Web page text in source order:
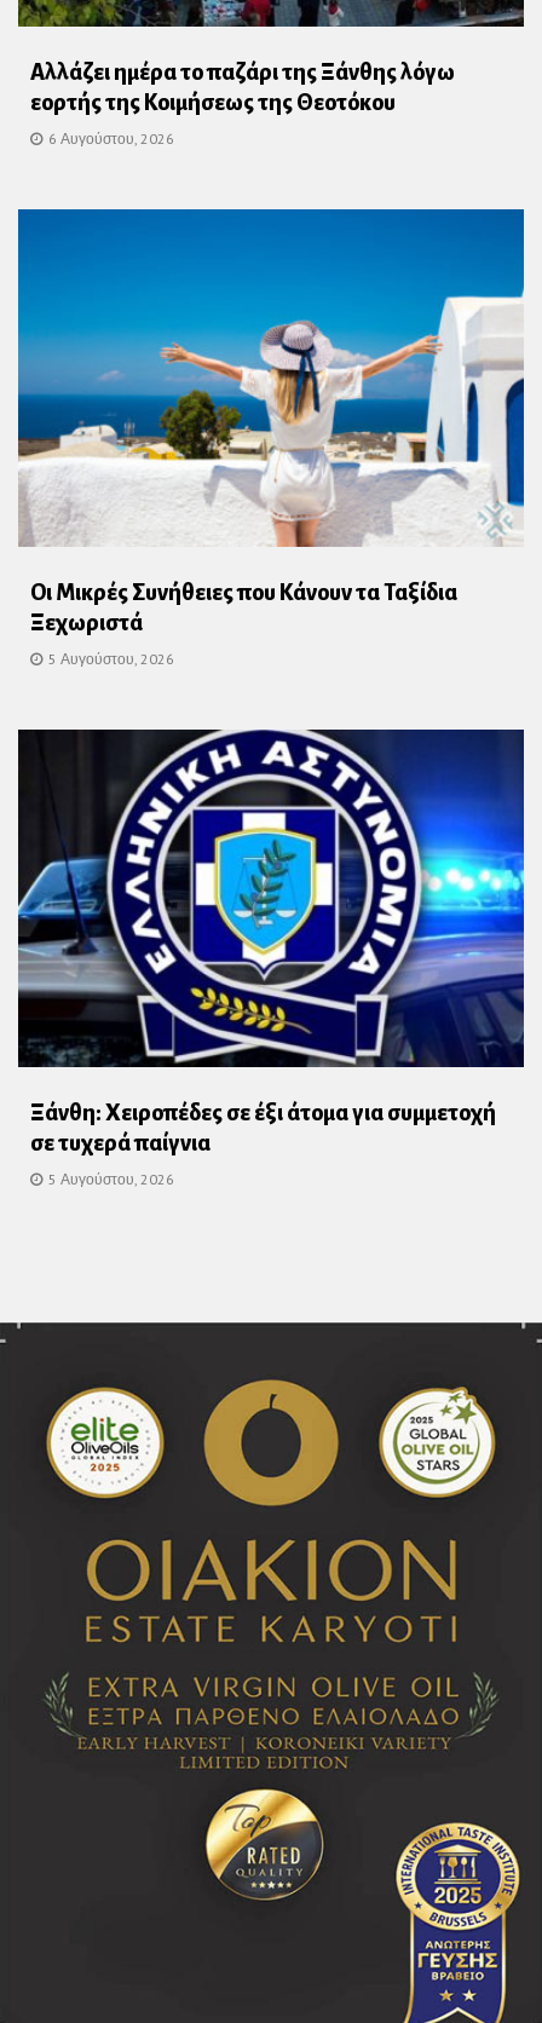
Αλλάζει ημέρα το παζάρι της Ξάνθης λόγω
εορτής της Κοιμήσεως της Θεοτόκου
6 Αυγούστου, 2026
Οι Μικρές Συνήθειες που Κάνουν τα Ταξίδια
Ξεχωριστά
5 Αυγούστου, 2026
Ξάνθη: Χειροπέδες σε έξι άτομα για συμμετοχή
σε τυχερά παίγνια
5 Αυγούστου, 2026